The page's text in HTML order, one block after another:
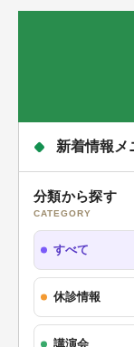
新着情報メ
分類から探す
CATEGORY
すべて
休診情報
講演会